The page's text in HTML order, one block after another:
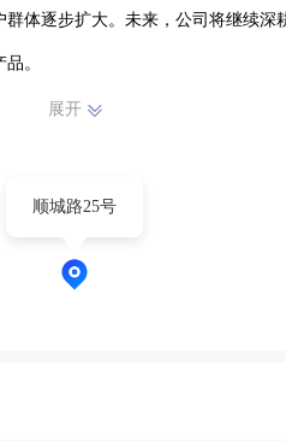
体逐步扩大。未来，公司将继续深
。
展开
顺城路25号